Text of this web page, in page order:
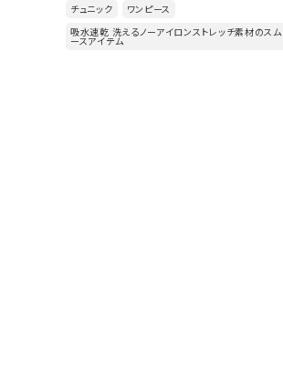
チュニック
ワンピース
吸水速乾 洗えるノーアイロンストレッチ素材のスム
ースアイテム